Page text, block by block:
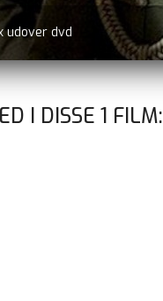
udover dvd
I DISSE 1 FILM: